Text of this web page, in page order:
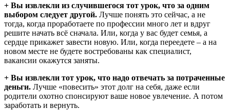
+ Вы извлекли из случившегося тот урок, что за одним
выбором следует другой. Лучше понять это сейчас, а не
тогда, когда проработаете по профессии много лет и вдруг
решите начать всё сначала. Или, когда у вас будет семья, а
сердце прикажет завести новую. Или, когда переедете – а на
новом месте не будете востребованы как специалист,
вакансии окажутся заняты.
+ Вы извлекли тот урок, что надо отвечать за потраченные
деньги. Лучше «повесить» этот долг на себя, даже если
родители охотно спонсируют ваше новое увлечение. А потом
заработать и вернуть.